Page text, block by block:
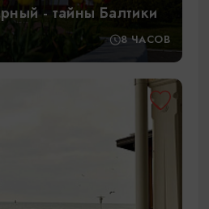
- тайны Балтики
8 ЧАСОВ